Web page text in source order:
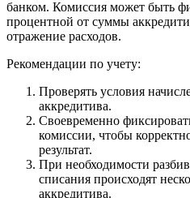
банком. Комиссия может быть
процентной от суммы
отражение расходов.
Рекомендации по учету:
Проверять условия
аккредитива.
Своевременно
комиссии, чтобы
результат.
При необходимости
списания происходят
аккредитива.